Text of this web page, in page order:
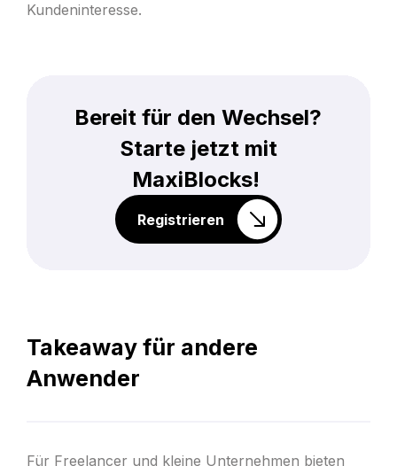
Kundeninteresse.
Bereit für den Wechsel?
Starte jetzt mit
MaxiBlocks!
Registrieren
Takeaway für andere
Anwender
Für Freelancer und kleine Unternehmen bieten